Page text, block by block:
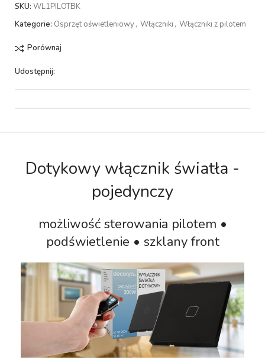
SKU:WL1PILOTBK
Kategorie: Osprzęt oświetleniowy, Włączniki , Włączniki z pilotem
Porównaj
Udostępnij:
Dotykowy włącznik światła -
pojedynczy
możliwość sterowania pilotem •
podświetlenie • szklany front